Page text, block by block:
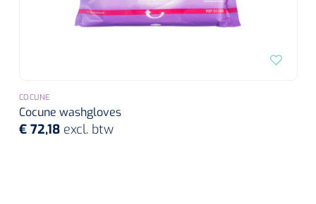
COCUNE
Cocune washgloves
€ 72,18 excl. btw